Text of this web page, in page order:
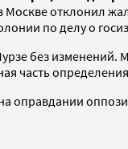
отклонил
по делу о
без
часть
оправдании